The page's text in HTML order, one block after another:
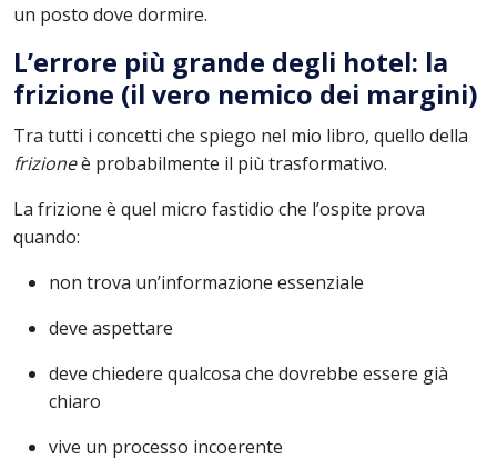
un posto dove dormire.
L’errore più grande degli hotel: la
frizione (il vero nemico dei margini)
Tra tutti i concetti che spiego nel mio libro, quello della
frizioneè probabilmente il più trasformativo.
La frizione è quel micro fastidio che l’ospite prova
quando:
non trova un’informazione essenziale
deve aspettare
deve chiedere qualcosa che dovrebbe essere già
chiaro
vive un processo incoerente